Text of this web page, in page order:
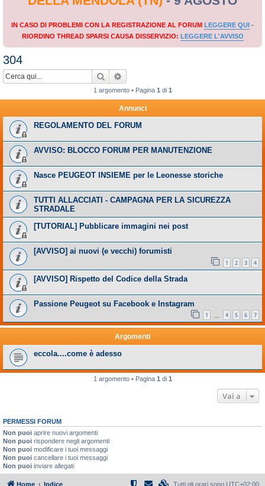
IN CASO DI PROBLEMI CON LA REGISTRAZIONE AL FORUM LEGGERE QUI -
RIORDINO THREAD SPARSI CAUSA DISSERVIZIO: LEGGERE L'AVVISO
304
Cerca
1 argomento • Pagina 1 di 1
Annunci
REGOLAMENTO DEL FORUM
AVVISO: BLOCCO FORUM PER MANUTENZIONE
Nasce PEUGEOT INSIEME per le Leonesse storiche
TUTTI ALLACCIATI - CAMPAGNA PER LA SICUREZZA
STRADALE
[TUTORIAL] Pubblicare immagini nei post
[AVVISO] ai nuovi (e vecchi) forumisti
1 2 3 4
[AVVISO] Rispetto del Codice della Strada
Passione Peugeot su Facebook e Instagram
1 4 5 6 7
Argomenti
eccola....come è adesso
1 argomento • Pagina 1 di 1
Vai a
PERMESSI FORUM
Non puoi aprire nuovi argomenti
Non puoi rispondere negli argomenti
Non puoi modificare i tuoi messaggi
Non puoi cancellare i tuoi messaggi
Non puoi inviare allegati
Home Indice Tutti gli orari sono UTC+02:00